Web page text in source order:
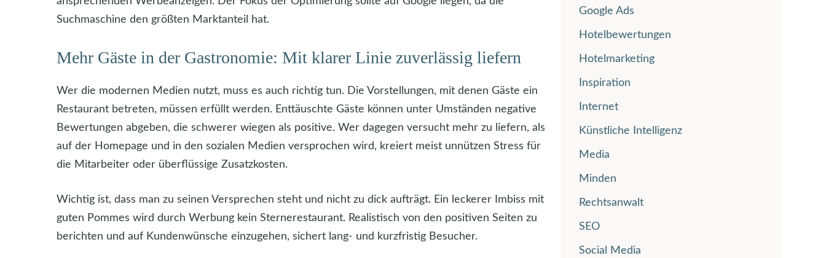
Suchmaschine den größten Marktanteil hat.
Mehr Gäste in der Gastronomie: Mit klarer Linie zuverlässig liefern
Wer die modernen Medien nutzt, muss es auch richtig tun. Die Vorstellungen, mit denen Gäste ein
Restaurant betreten, müssen erfüllt werden. Enttäuschte Gäste können unter Umständen negative
Bewertungen abgeben, die schwerer wiegen als positive. Wer dagegen versucht mehr zu liefern, als
auf der Homepage und in den sozialen Medien versprochen wird, kreiert meist unnützen Stress für
die Mitarbeiter oder überflüssige Zusatzkosten.
Wichtig ist, dass man zu seinen Versprechen steht und nicht zu dick aufträgt. Ein leckerer Imbiss mit
guten Pommes wird durch Werbung kein Sternerestaurant. Realistisch von den positiven Seiten zu
berichten und auf Kundenwünsche einzugehen, sichert lang- und kurzfristig Besucher.
Google Ads
Hotelbewertungen
Hotelmarketing
Inspiration
Internet
Künstliche Intelligenz
Media
Minden
Rechtsanwalt
SEO
Social Media